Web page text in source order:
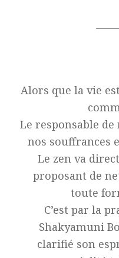
Alors que la vie
Le responsable
nos souffrances
Le zen va
proposant de
toute
C’est par la
Shakyamuni
clarifié son